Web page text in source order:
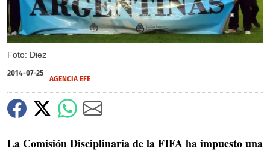
Foto: Diez
X
2014-07-25
AGENCIA EFE
La Comisión Disciplinaria de la FIFA ha impuesto una